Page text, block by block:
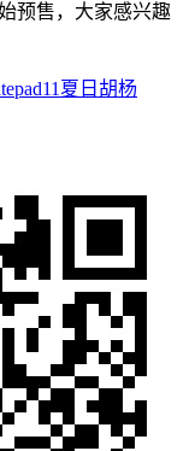
预售，大家感兴趣
夏日胡杨